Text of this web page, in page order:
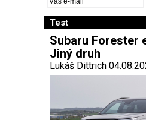
Test
Subaru Forester
Jiný druh
Lukáš Dittrich